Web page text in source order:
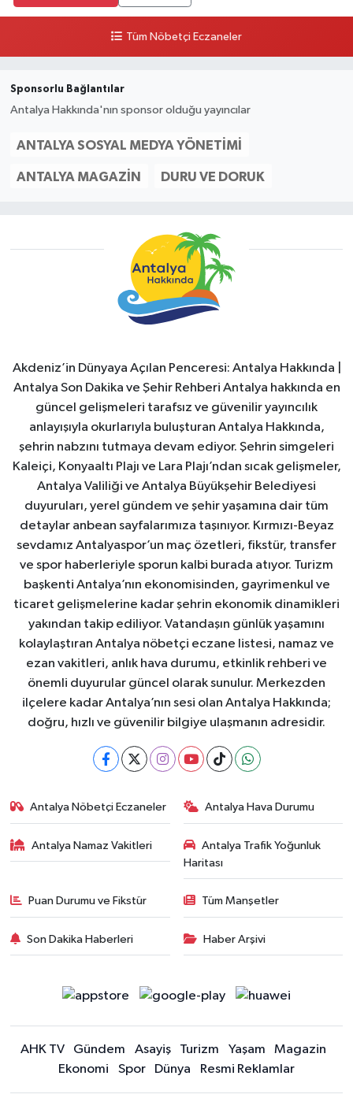
Tüm Nöbetçi Eczaneler
Sponsorlu Bağlantılar
Antalya Hakkında'nın sponsor olduğu yayıncılar
ANTALYA SOSYAL MEDYA YÖNETIMI
ANTALYA MAGAZIN DURU VE DORUK
Akdeniz’in Dünyaya Açılan Penceresi: Antalya Hakkında |
Antalya Son Dakika ve Şehir Rehberi Antalya hakkında en
güncel gelişmeleri tarafsız ve güvenilir yayıncılık
anlayışıyla okurlarıyla buluşturan Antalya Hakkında,
şehrin nabzını tutmaya devam ediyor. Şehrin simgeleri
Kaleiçi, Konyaaltı Plajı ve Lara Plajı’ndan sıcak gelişmeler,
Antalya Valiliği ve Antalya Büyükşehir Belediyesi
duyuruları, yerel gündem ve şehir yaşamına dair tüm
detaylar anbean sayfalarımıza taşınıyor. Kırmızı-Beyaz
sevdamız Antalyaspor’un maç özetleri, fikstür, transfer
ve spor haberleriyle sporun kalbi burada atıyor. Turizm
başkenti Antalya’nın ekonomisinden, gayrimenkul ve
ticaret gelişmelerine kadar şehrin ekonomik dinamikleri
yakından takip ediliyor. Vatandaşın günlük yaşamını
kolaylaştıran Antalya nöbetçi eczane listesi, namaz ve
ezan vakitleri, anlık hava durumu, etkinlik rehberi ve
önemli duyurular güncel olarak sunulur. Merkezden
ilçelere kadar Antalya’nın sesi olan Antalya Hakkında;
doğru, hızlı ve güvenilir bilgiye ulaşmanın adresidir.
Antalya Nöbetçi Eczaneler Antalya Hava Durumu
Antalya Namaz Vakitleri
Antalya Trafik Yoğunluk
Haritası
Puan Durumu ve Fikstür Tüm Manşetler
Son Dakika Haberleri Haber Arşivi
AHK TV Gündem Asayiş Turizm Yaşam
Magazin
Ekonomi
Spor Dünya Resmi Reklamlar